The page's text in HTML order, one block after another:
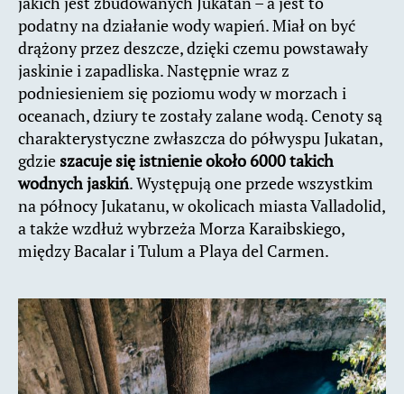
podatny na działanie wody wapień. Miał on być
drążony przez deszcze, dzięki czemu powstawały
jaskinie i zapadliska. Następnie wraz z
podniesieniem się poziomu wody w morzach i
oceanach, dziury te zostały zalane wodą. Cenoty są
charakterystyczne zwłaszcza do półwyspu Jukatan,
gdzieszacuje się istnienie około 6000 takich
wodnych jaskiń. Występują one przede wszystkim
na północy Jukatanu, w okolicach miasta Valladolid,
a także wzdłuż wybrzeża Morza Karaibskiego,
między Bacalar i Tulum a Playa del Carmen.